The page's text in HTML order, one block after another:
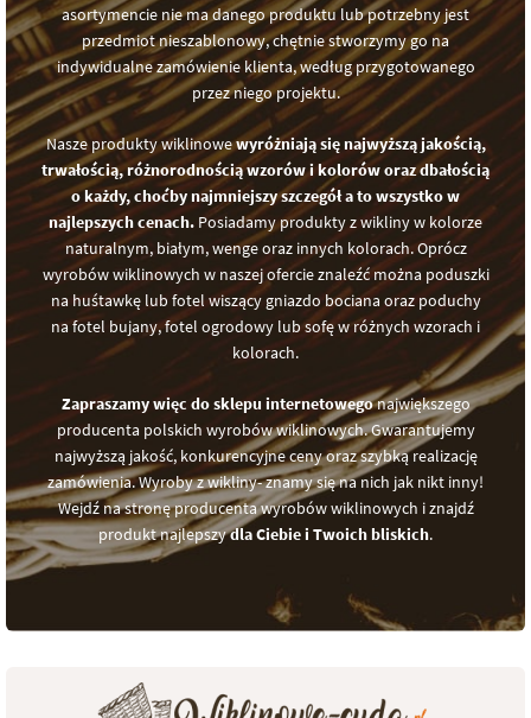
asortymencie nie ma danego produktu lub potrzebny jest
przedmiot nieszablonowy, chętnie stworzymy go na
indywidualne zamówienie klienta, według przygotowanego
przez niego projektu.
Nasze produkty wiklinowewyróżniają się najwyższą jakością,
trwałością, różnorodnością wzorów i kolorów oraz dbałością
o każdy, choćby najmniejszy szczegół a to wszystko w
najlepszych cenach. Posiadamy produkty z wikliny w kolorze
naturalnym, białym, wenge oraz innych kolorach. Oprócz
wyrobów wiklinowych w naszej ofercie znaleźć można poduszki
na huśtawkę lub fotel wiszący gniazdo bociana oraz poduchy
na fotel bujany, fotel ogrodowy lub sofę w różnych wzorach i
kolorach.
Zapraszamy więc do sklepu internetowegonajwiększego
producenta polskich wyrobów wiklinowych. Gwarantujemy
najwyższą jakość, konkurencyjne ceny oraz szybką realizację
zamówienia. Wyroby z wikliny- znamy się na nich jak nikt inny!
Wejdź na stronę producenta wyrobów wiklinowych i znajdź
produkt najlepszydla Ciebie i Twoich bliskich.